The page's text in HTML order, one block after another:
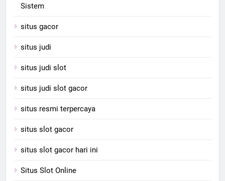
Sistem
situs gacor
situs judi
situs judi slot
situs judi slot gacor
situs resmi terpercaya
situs slot gacor
situs slot gacor hari ini
Situs Slot Online